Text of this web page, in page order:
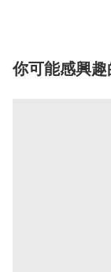
你可能感興趣